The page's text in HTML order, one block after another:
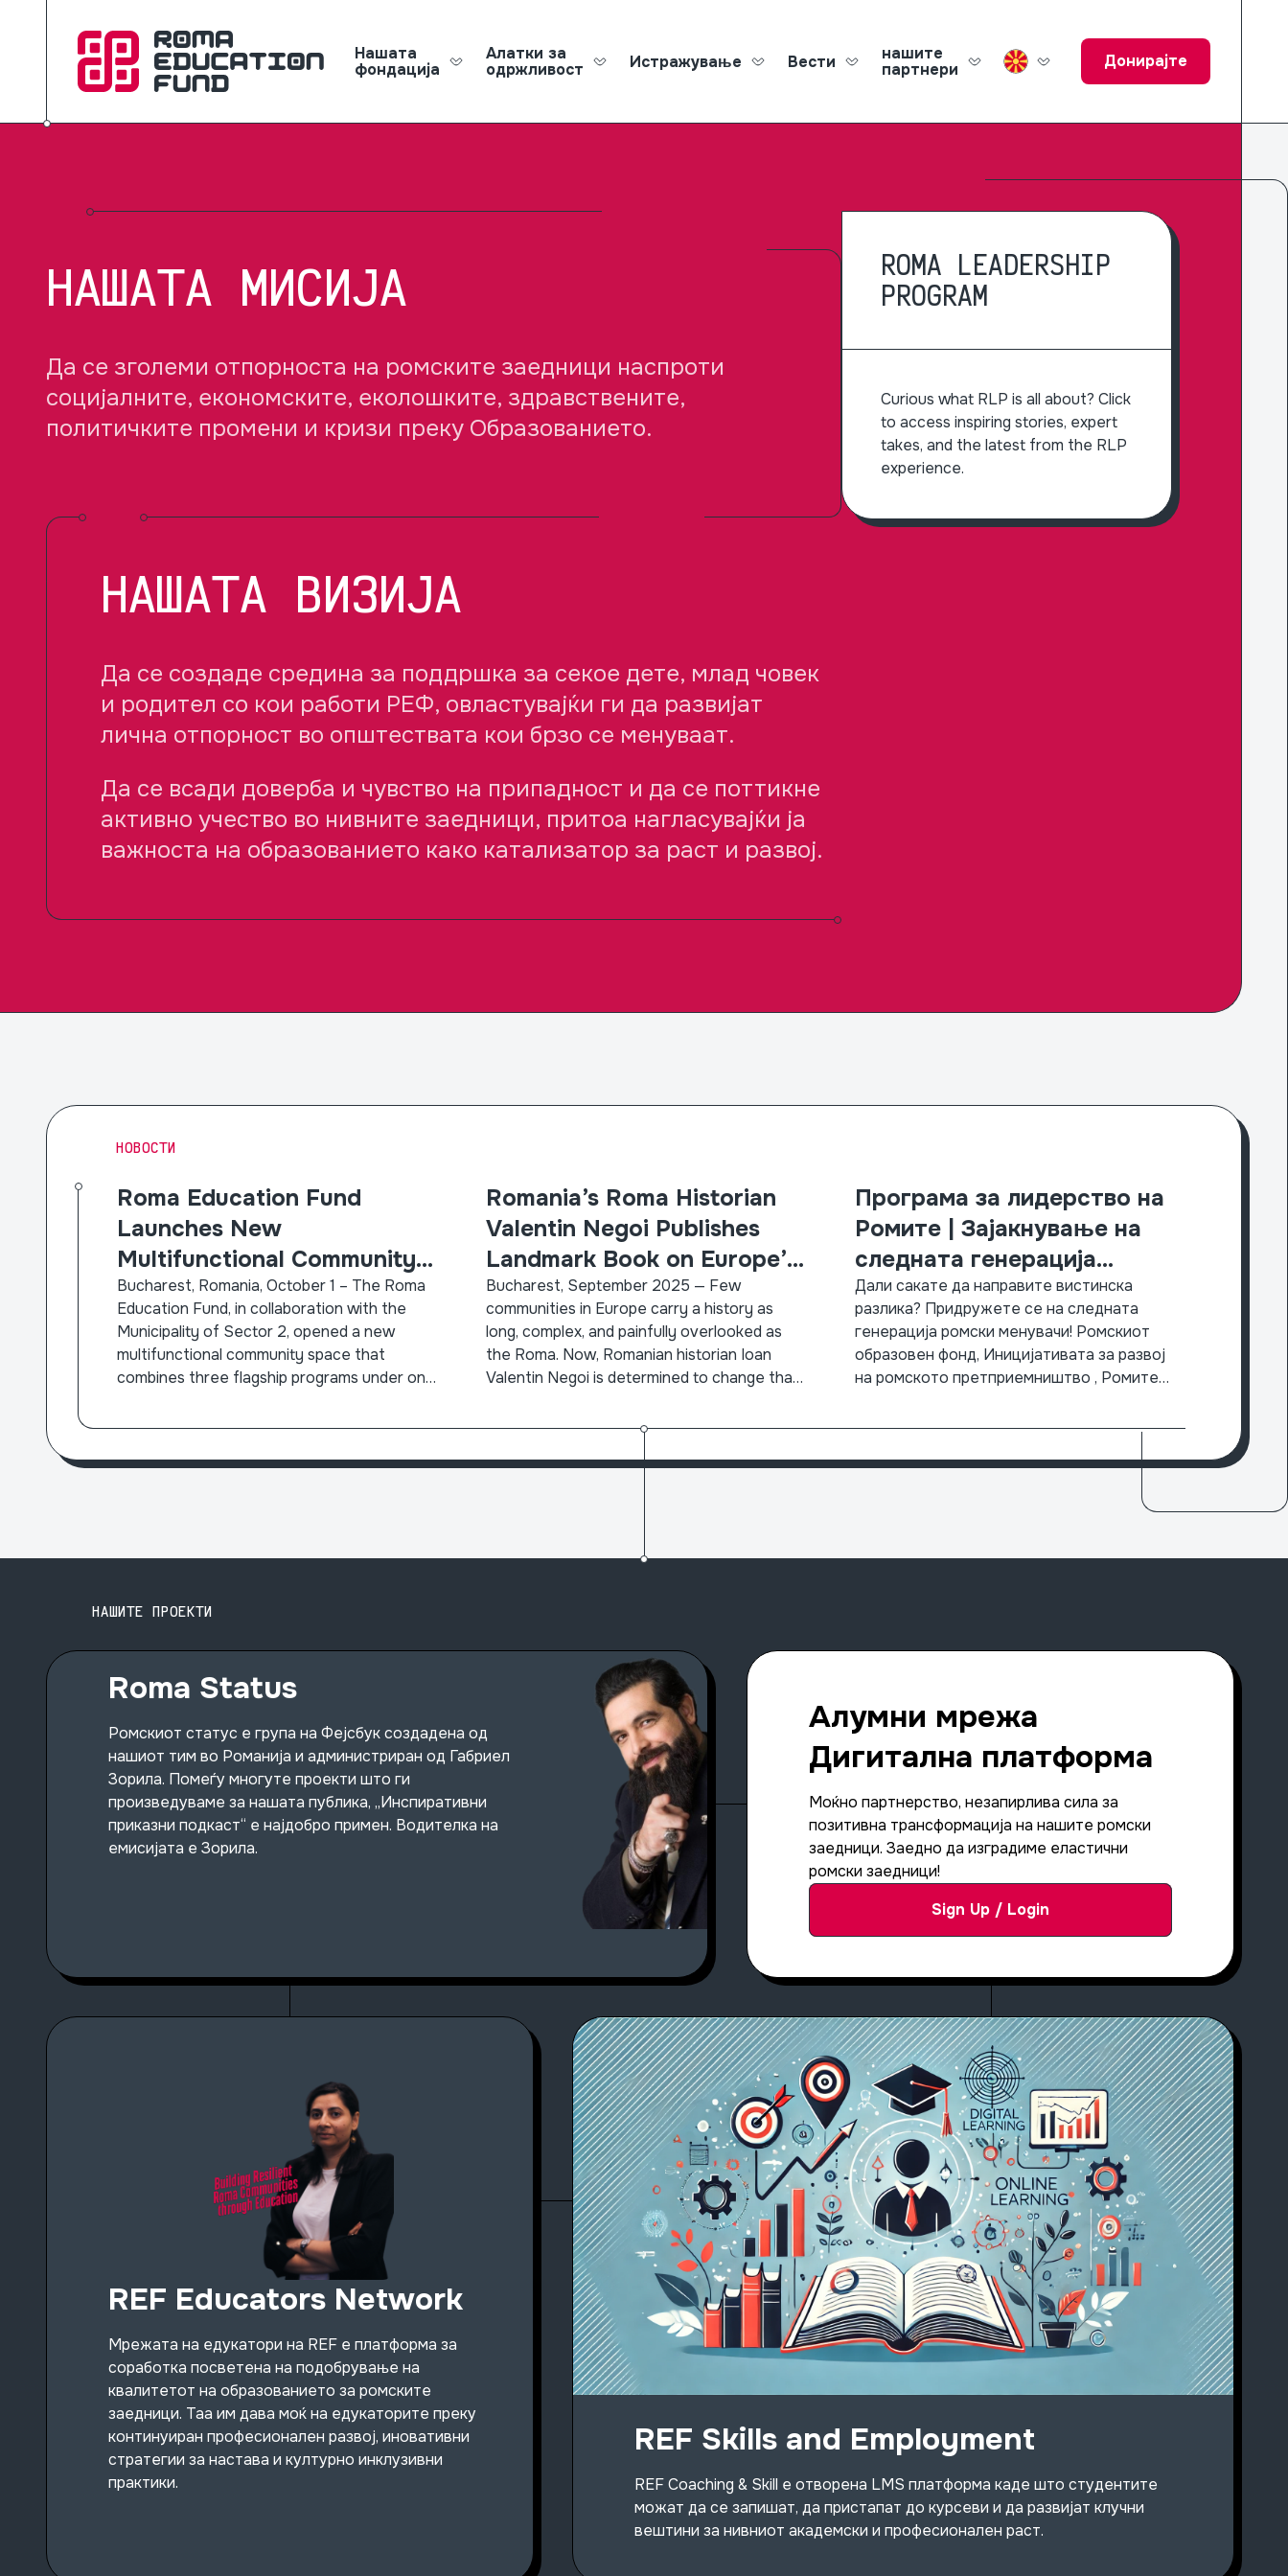
Roma Education Fund
Нашата
фондација
Алатки за
одржливост
Истражување Вести
нашите
партнери
Донирајте
НАШАТА МИСИЈА
Да се зголеми отпорноста на ромските заедници наспроти
социјалните, економските, еколошките, здравствените,
политичките промени и кризи преку Образованието.
НАШАТА ВИЗИЈА
Да се создаде средина за поддршка за секое дете, млад човек
и родител со кои работи РЕФ, овластувајќи ги да развијат
лична отпорност во општествата кои брзо се менуваат.
Да се всади доверба и чувство на припадност и да се поттикне
активно учество во нивните заедници, притоа нагласувајќи ја
важноста на образованието како катализатор за раст и развој.
ROMA LEADERSHIP
PROGRAM
Curious what RLP is all about? Click
to access inspiring stories, expert
takes, and the latest from the RLP
experience.
НОВОСТИ
Roma Education Fund
Launches New
Multifunctional Community
Space in Sector 2,
Bucharest
Bucharest, Romania, October 1 – The Roma
Education Fund, in collaboration with the
Municipality of Sector 2, opened a new
multifunctional community space that
combines three flagship programs under one
Ukrainian Refugees, the Complementary
Market! – Professional Training and
Roma Education Fund Launches New Multifunctional Community
Romania’s Roma Historian
Valentin Negoi Publishes
Landmark Book on Europe’s
Forgotten Past
Bucharest, September 2025 — Few
communities in Europe carry a history as
long, complex, and painfully overlooked as
the Roma. Now, Romanian historian Ioan
Valentin Negoi is determined to change that
Education Fund and one of the driving forces
Negoi has just releasedПрочитај повеќе
Romania’s Roma
Програма за лидерство на
Ромите | Зајакнување на
следната генерација
ромски лидери
Дали сакате да направите вистинска
разлика? Придружете се на следната
генерација ромски менувачи! Ромскиот
образовен фонд, Иницијативата за развој
на ромското претприемништво , Ромите
институт за уметност и култура и
најавуваат Програмата за лидерство на
НАШИТЕ ПРОЕКТИ
Roma Status
Ромскиот статус е група на Фејсбук создадена од
нашиот тим во Романија и администриран од Габриел
Зорила. Помеѓу многуте проекти што ги
произведуваме за нашата публика, „Инспиративни
приказни подкаст“ е најдобро примен. Водителка на
емисијата е Зорила.
Алумни мрежа
Дигитална платформа
Моќно партнерство, незапирлива сила за
позитивна трансформација на нашите ромски
заедници. Заедно да изградиме еластични
ромски заедници!
Sign Up / Login
REF Educators Network
Мрежата на едукатори на REF е платформа за
соработка посветена на подобрување на
квалитетот на образованието за ромските
заедници. Таа им дава моќ на едукаторите преку
континуиран професионален развој, иновативни
стратегии за настава и културно инклузивни
практики.
Educators Roma Education
REF Skills and Employment
REF Coaching & Skill е отворена LMS платформа каде што студентите
можат да се запишат, да пристапат до курсеви и да развијат клучни
вештини за нивниот академски и професионален раст.